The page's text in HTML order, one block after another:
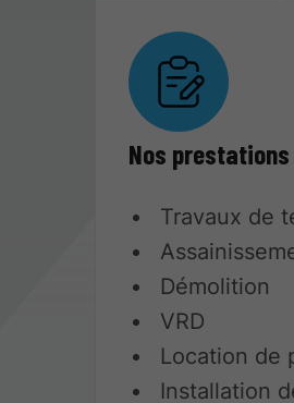
Nos prestations
Travaux de
Démolition
VRD
Location de
Installation